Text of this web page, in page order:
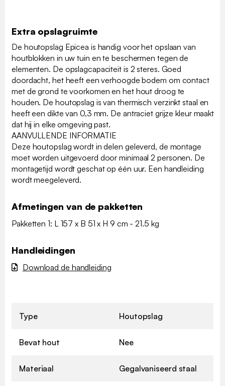
Extra opslagruimte
De houtopslag Epicea is handig voor het opslaan van
houtblokken in uw tuin en te beschermen tegen de
elementen. De opslagcapaciteit is 2 steres. Goed
doordacht, het heeft een verhoogde bodem om contact
met de grond te voorkomen en het hout droog te
houden. De houtopslag is van thermisch verzinkt staal en
heeft een dikte van 0,3 mm. De antraciet grijze kleur maakt
dat hij in elke omgeving past.
AANVULLENDE INFORMATIE
Deze houtopslag wordt in delen geleverd, de montage
moet worden uitgevoerd door minimaal 2 personen. De
montagetijd wordt geschat op één uur. Een handleiding
wordt meegeleverd.
Afmetingen van de pakketten
Pakketten 1: L 157 x B 51 x H 9 cm - 21.5 kg
Handleidingen
Download de handleiding
Type Houtopslag
Bevat hout Nee
Materiaal Gegalvaniseerd staal